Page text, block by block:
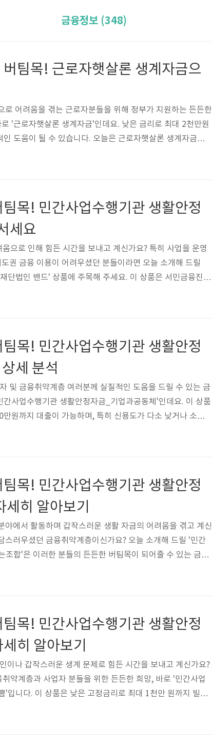
금융정보 (348)
팀목! 근로자햇살론 생계자금으
로 어려움을 겪는 근로자분들을 위해 정부가 지원하는 든든한
'근로자햇살론 생계자금'인데요. 낮은 금리로 최대 2천만원
도움이 될 수 있습니다. 오늘은 근로자햇살론 생계자금이
, 그리고 어떻게 신청하는지 자세히 알아보겠습니다. 복잡
~11...
목! 민간사업수행기관 생활안정
세요
으로 인해 힘든 시간을 보내고 계신가요? 특히 사업을 운영
권 금융 이용이 어려우셨던 분들이라면 오늘 소개해 드릴
단법인 밴드' 상품에 주목해 주세요. 이 상품은 서민금융진흥
저금리 대출로, 여러분의 생활 안정과 경제적 자립을 돕기
) 1000금리(금리구분)(연, ..
목! 민간사업수행기관 생활안정
세 분석
및 금융취약계층 여러분께 실질적인 도움을 드릴 수 있는 금
사업수행기관 생활안정자금_기업과공동체'인데요. 이 상품
원까지 대출이 가능하며, 특히 신용도가 다소 낮거나 소득
있어 많은 분들의 생활 안정에 큰 힘이 될 수 있습니다. 지
환4, 거치..
목! 민간사업수행기관 생활안정
히 알아보기
야에서 활동하며 갑작스러운 생활 자금의 어려움을 겪고 계신
스러우셨던 금융취약계층이신가요? 오늘 소개해 드릴 '민간
조합'은 이러한 분들의 든든한 버팀목이 되어줄 수 있는 금융
고 신나는조합에서 취급하는 이 상품은 필요한 생활 자금을
분)(연, %) 6(고정금리)총대출기간(상..
목! 민간사업수행기관 생활안정
히 알아보기
이나 갑작스러운 생계 문제로 힘든 시간을 보내고 계신가요?
약계층과 사업자 분들을 위한 든든한 희망, 바로 '민간사업
'입니다. 이 상품은 낮은 고정금리로 최대 1천만 원까지 빌릴
생활을 도모하는 데 큰 도움이 될 수 있습니다. 지금부터 이